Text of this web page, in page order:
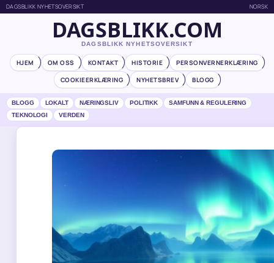
DAGSBLIKK NYHETSOVERSIKT NORSK
DAGSBLIKK.COM
DAGSBLIKK NYHETSOVERSIKT
HJEM OM OSS KONTAKT HISTORIE
PERSONVERNERKLÆRING
COOKIEERKLÆRING
NYHETSBREV BLOGG
BLOGG LOKALT NÆRINGSLIV POLITIKK
SAMFUNN & REGULERING
TEKNOLOGI
VERDEN